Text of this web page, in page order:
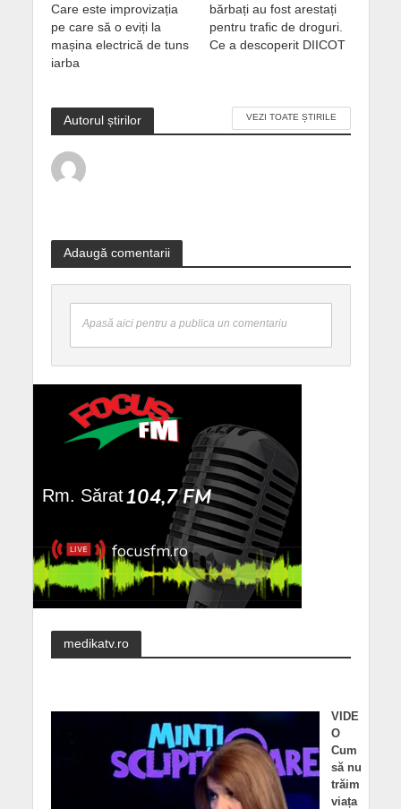
Care este improvizația
pe care să o eviți la
mașina electrică de tuns
iarba
bărbați au fost arestați
pentru trafic de droguri.
Ce a descoperit DIICOT
Autorul știrilor VEZI TOATE ȘTIRILE
Adaugă comentarii
Apasă aici pentru a publica un comentariu
medikatv.ro
VIDE
O
Cum
să nu
trăim
viața